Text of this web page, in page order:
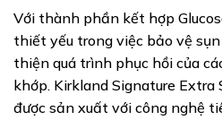
Với thành phần kết hợp
thiết yếu trong việc bảo vệ
thiện quá trình phục hồi của
khớp. Kirkland Signature Extra
được sản xuất với công nghệ